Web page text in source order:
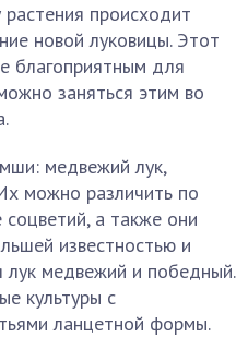
происходит
новой луковицы. Этот
благоприятным для
заняться этим во
медвежий лук,
можно различить по
а также они
известностью и
лук медвежий и победный.
культуры с
ланцетной формы.